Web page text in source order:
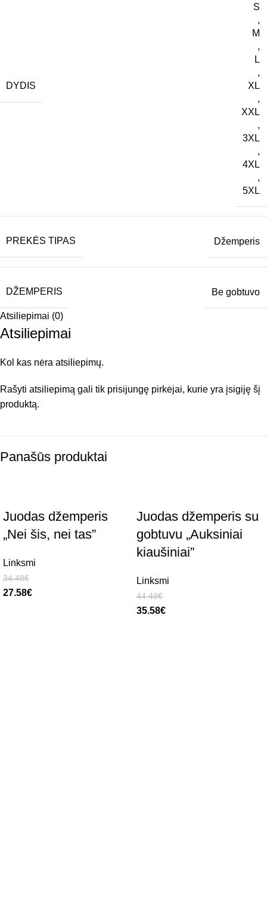
DYDIS
S
,
M
,
L
,
XL
,
XXL
,
3XL
,
4XL
,
5XL
PREKĖS TIPAS Džemperis
DŽEMPERIS Be gobtuvo
Atsiliepimai (0)
Atsiliepimai
Kol kas nėra atsiliepimų.
Rašyti atsiliepimą gali tik prisijungę pirkėjai, kurie yra įsigiję šį
produktą.
Panašūs produktai
Juodas džemperis
„Nei šis, nei tas”
Linksmi
34.48€
27.58€
Juodas džemperis su
gobtuvu „Auksiniai
kiaušiniai”
Linksmi
44.48€
35.58€